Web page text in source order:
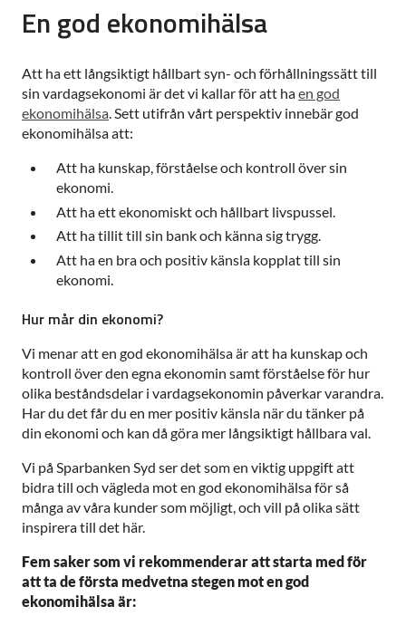
En god ekonomihälsa
Att ha ett långsiktigt hållbart syn- och förhållningssätt till
sin vardagsekonomi är det vi kallar för att haen god
ekonomihälsa . Sett utifrån vårt perspektiv innebär god
ekonomihälsa att:
Att ha kunskap, förståelse och kontroll över sin
ekonomi.
Att ha ett ekonomiskt och hållbart livspussel.
Att ha tillit till sin bank och känna sig trygg.
Att ha en bra och positiv känsla kopplat till sin
ekonomi.
Hur mår din ekonomi?
Vi menar att en god ekonomihälsa är att ha kunskap och
kontroll över den egna ekonomin samt förståelse för hur
olika beståndsdelar i vardagsekonomin påverkar varandra.
Har du det får du en mer positiv känsla när du tänker på
din ekonomi och kan då göra mer långsiktigt hållbara val.
Vi på Sparbanken Syd ser det som en viktig uppgift att
bidra till och vägleda mot en god ekonomihälsa för så
många av våra kunder som möjligt, och vill på olika sätt
inspirera till det här.
Fem saker som vi rekommenderar att starta med för
att ta de första medvetna stegen mot en god
ekonomihälsa är: